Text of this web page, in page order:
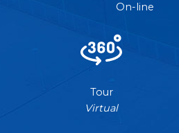
On-line
Tour
Virtual